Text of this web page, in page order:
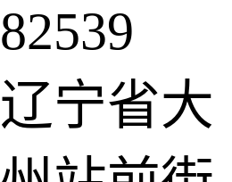
宁省大